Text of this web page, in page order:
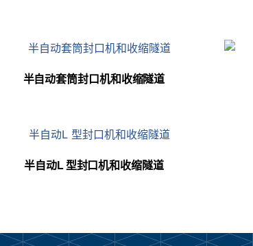
半自动套筒封口机和收缩隧道
半自动L 型封口机和收缩隧道